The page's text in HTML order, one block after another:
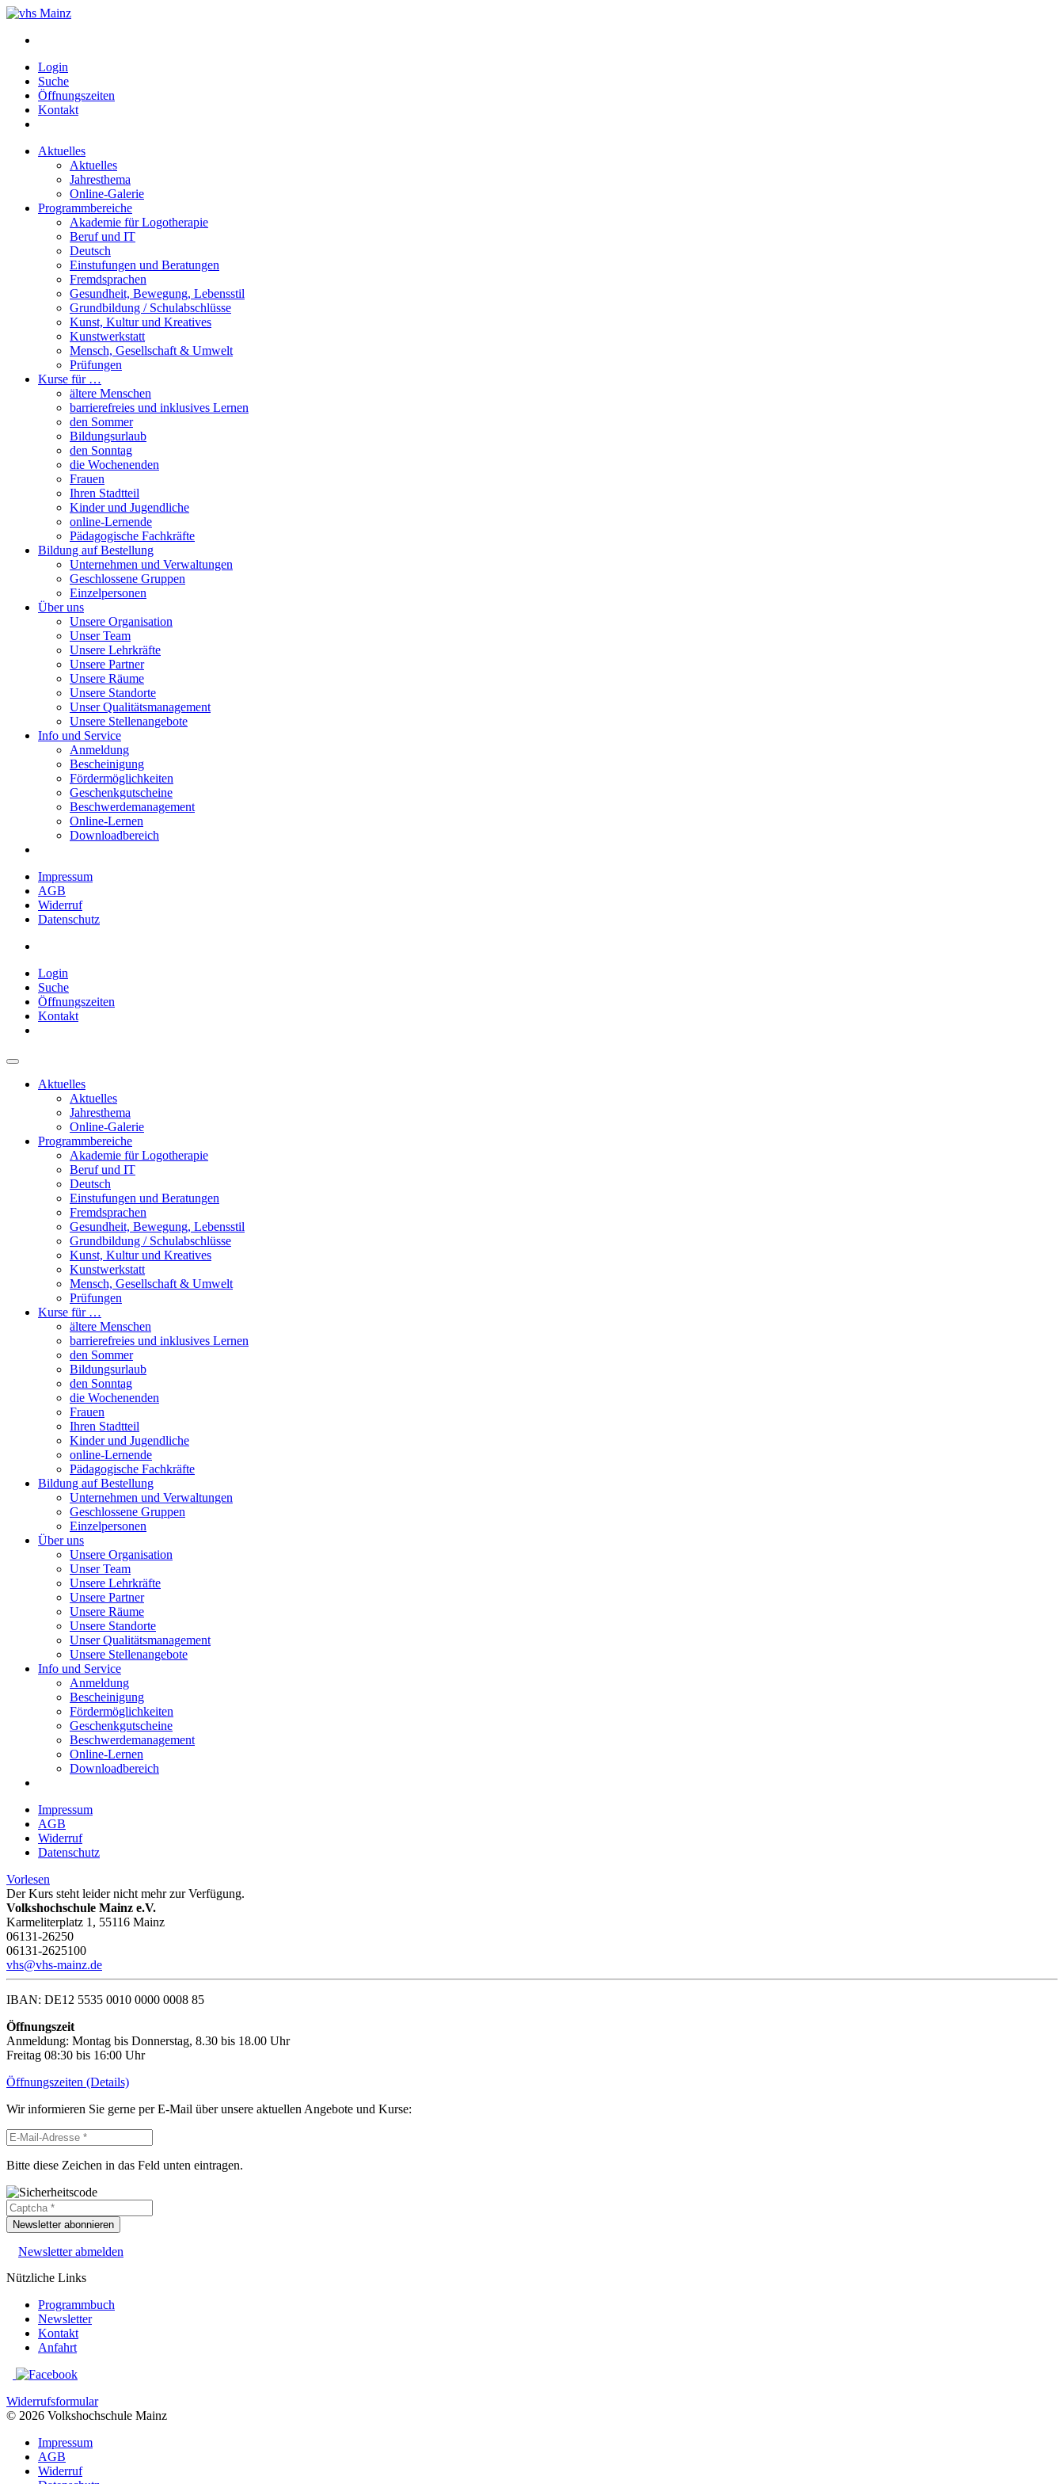
Login
Suche
Öffnungszeiten
Kontakt
Aktuelles
Aktuelles
Jahresthema
Online-Galerie
Programmbereiche
Akademie für Logotherapie
Beruf und IT
Deutsch
Einstufungen und Beratungen
Fremdsprachen
Gesundheit, Bewegung, Lebensstil
Grundbildung / Schulabschlüsse
Kunst, Kultur und Kreatives
Kunstwerkstatt
Mensch, Gesellschaft & Umwelt
Prüfungen
Kurse für …
ältere Menschen
barrierefreies und inklusives Lernen
den Sommer
Bildungsurlaub
den Sonntag
die Wochenenden
Frauen
Ihren Stadtteil
Kinder und Jugendliche
online-Lernende
Pädagogische Fachkräfte
Bildung auf Bestellung
Unternehmen und Verwaltungen
Geschlossene Gruppen
Einzelpersonen
Über uns
Unsere Organisation
Unser Team
Unsere Lehrkräfte
Unsere Partner
Unsere Räume
Unsere Standorte
Unser Qualitätsmanagement
Unsere Stellenangebote
Info und Service
Anmeldung
Bescheinigung
Fördermöglichkeiten
Geschenkgutscheine
Beschwerdemanagement
Online-Lernen
Downloadbereich
Impressum
AGB
Widerruf
Datenschutz
Login
Suche
Öffnungszeiten
Kontakt
Aktuelles
Aktuelles
Jahresthema
Online-Galerie
Programmbereiche
Akademie für Logotherapie
Beruf und IT
Deutsch
Einstufungen und Beratungen
Fremdsprachen
Gesundheit, Bewegung, Lebensstil
Grundbildung / Schulabschlüsse
Kunst, Kultur und Kreatives
Kunstwerkstatt
Mensch, Gesellschaft & Umwelt
Prüfungen
Kurse für …
ältere Menschen
barrierefreies und inklusives Lernen
den Sommer
Bildungsurlaub
den Sonntag
die Wochenenden
Frauen
Ihren Stadtteil
Kinder und Jugendliche
online-Lernende
Pädagogische Fachkräfte
Bildung auf Bestellung
Unternehmen und Verwaltungen
Geschlossene Gruppen
Einzelpersonen
Über uns
Unsere Organisation
Unser Team
Unsere Lehrkräfte
Unsere Partner
Unsere Räume
Unsere Standorte
Unser Qualitätsmanagement
Unsere Stellenangebote
Info und Service
Anmeldung
Bescheinigung
Fördermöglichkeiten
Geschenkgutscheine
Beschwerdemanagement
Online-Lernen
Downloadbereich
Impressum
AGB
Widerruf
Datenschutz
Vorlesen
Der Kurs steht leider nicht mehr zur Verfügung.
Volkshochschule Mainz e.V.
Karmeliterplatz 1, 55116 Mainz
06131-26250
06131-2625100
vhs@vhs-mainz.de
IBAN: DE12 5535 0010 0000 0008 85
Öffnungszeit
Anmeldung: Montag bis Donnerstag, 8.30 bis 18.00 Uhr
Freitag 08:30 bis 16:00 Uhr
Öffnungszeiten (Details)
Wir informieren Sie gerne per E-Mail über unsere aktuellen Angebote und Kurse:
Bitte diese Zeichen in das Feld unten eintragen.
Newsletter abonnieren
Newsletter abmelden
Nützliche Links
Programmbuch
Newsletter
Kontakt
Anfahrt
Widerrufsformular
© 2026 Volkshochschule Mainz
Impressum
AGB
Widerruf